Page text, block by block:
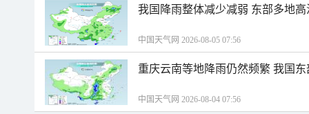
我国降雨整体减少减弱 东部多地
中国天气网 2026-08-05 07:56
重庆云南等地降雨仍然频繁 我国
中国天气网 2026-08-04 07:56